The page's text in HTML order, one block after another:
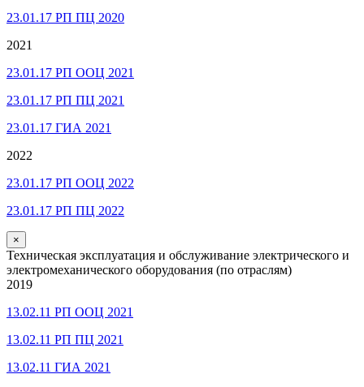
23.01.17 РП ПЦ 2020
2021
23.01.17 РП ООЦ 2021
23.01.17 РП ПЦ 2021
23.01.17 ГИА 2021
2022
23.01.17 РП ООЦ 2022
23.01.17 РП ПЦ 2022
×
Техническая эксплуатация и обслуживание электрического и
электромеханического оборудования (по отраслям)
2019
13.02.11 РП ООЦ 2021
13.02.11 РП ПЦ 2021
13.02.11 ГИА 2021